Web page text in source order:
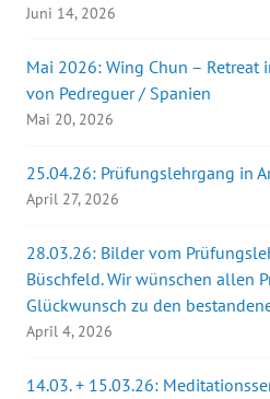
Juni 14, 2026
Mai 2026: Wing Chun – Retreat
von Pedreguer / Spanien
Mai 20, 2026
25.04.26: Prüfungslehrgang in
April 27, 2026
28.03.26: Bilder vom
Büschfeld. Wir wünschen allen
Glückwunsch zu den
April 4, 2026
14.03. + 15.03.26: